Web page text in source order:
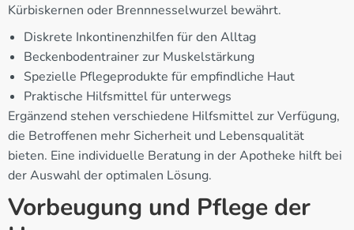
Kürbiskernen oder Brennnesselwurzel bewährt.
Diskrete Inkontinenzhilfen für den Alltag
Beckenbodentrainer zur Muskelstärkung
Spezielle Pflegeprodukte für empfindliche Haut
Praktische Hilfsmittel für unterwegs
Ergänzend stehen verschiedene Hilfsmittel zur Verfügung,
die Betroffenen mehr Sicherheit und Lebensqualität
bieten. Eine individuelle Beratung in der Apotheke hilft bei
der Auswahl der optimalen Lösung.
Vorbeugung und Pflege der